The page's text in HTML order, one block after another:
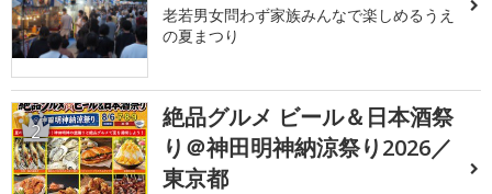
老若男女問わず家族みんなで楽しめるうえ
の夏まつり
2
絶品グルメ ビール＆日本酒祭
り＠神田明神納涼祭り2026／
東京都